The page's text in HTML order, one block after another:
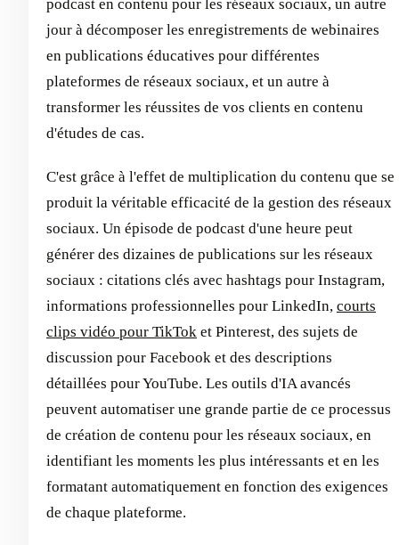
podcast en contenu pour les réseaux sociaux, un autre
jour à décomposer les enregistrements de webinaires
en publications éducatives pour différentes
plateformes de réseaux sociaux, et un autre à
transformer les réussites de vos clients en contenu
d'études de cas.
C'est grâce à l'effet de multiplication du contenu que se
produit la véritable efficacité de la gestion des réseaux
sociaux. Un épisode de podcast d'une heure peut
générer des dizaines de publications sur les réseaux
sociaux : citations clés avec hashtags pour Instagram,
informations professionnelles pour LinkedIn, courts
clips vidéo pour TikTok et Pinterest, des sujets de
discussion pour Facebook et des descriptions
détaillées pour YouTube. Les outils d'IA avancés
peuvent automatiser une grande partie de ce processus
de création de contenu pour les réseaux sociaux, en
identifiant les moments les plus intéressants et en les
formatant automatiquement en fonction des exigences
de chaque plateforme.